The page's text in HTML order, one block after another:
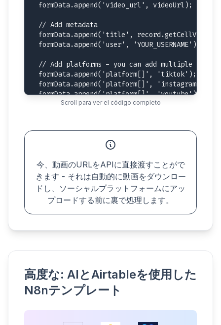
formData.append('video_url', videoUrl);
// Add metadata
formData.append('title',
formData.append('user', 'YOUR_USERNAME');
// Add platforms - you can add multiple
formData.append('platform[]', 'tiktok');
formData.append('platform[]', 'instagram');
formData.append('platform[]', 'youtube');
formData.append('platform[]', 'facebook');
// Send to Upload-Post API
let result = await fetch('https://api.upload-
  headers: { '認可': 'APIキー YOUR_API_KEY' },
  body: formData
});
// Update the record with result
let uploadResult = await result.json();
'ステータス': uploadResult.success ?
Scroll para ver el código completo
今、動画のURLをAPIに直接渡すことがで
きます - それは自動的に動画をダウンロー
ドし、ソーシャルプラットフォームにアッ
プロードする前に裏で処理します。
高度な: AIとAirtableを使用した
N8nテンプレート